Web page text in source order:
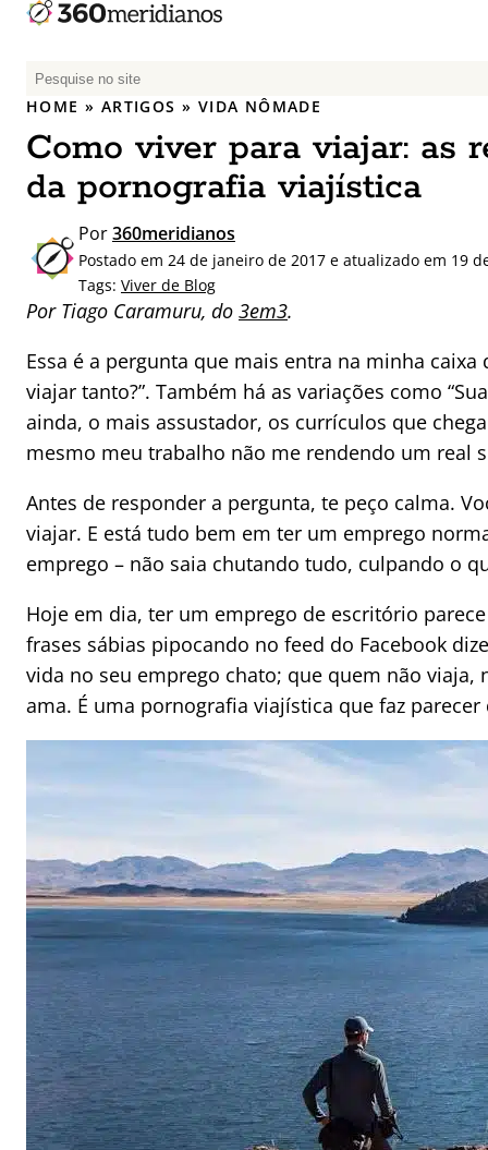
P
e
q
u
i
a
p
r
:
HOME » ARTIGOS » VIDA NÔMADE
Como viver para viajar: as
da pornografia viajística
Por360meridianos
Postado em 24 de janeiro de 2017 e atualizado em 19
Tags: Viver de Blog
Por Tiago Caramuru, do 3em3.
Essa é a pergunta que mais entra na minha
viajar tanto?”. Também há as variações como
ainda, o mais assustador, os currículos que
mesmo meu trabalho não me rendendo um real
Antes de responder a pergunta, te peço calma.
viajar. E está tudo bem em ter um emprego
emprego – não saia chutando tudo, culpando o
Hoje em dia, ter um emprego de escritório
frases sábias pipocando no feed do Facebook
vida no seu emprego chato; que quem não viaja,
ama. É uma pornografia viajística que faz